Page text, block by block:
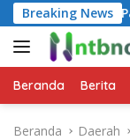
Langsung
ke
konten
Breaking News
HIV Dirawat di
Beranda Berita
Beranda Daerah